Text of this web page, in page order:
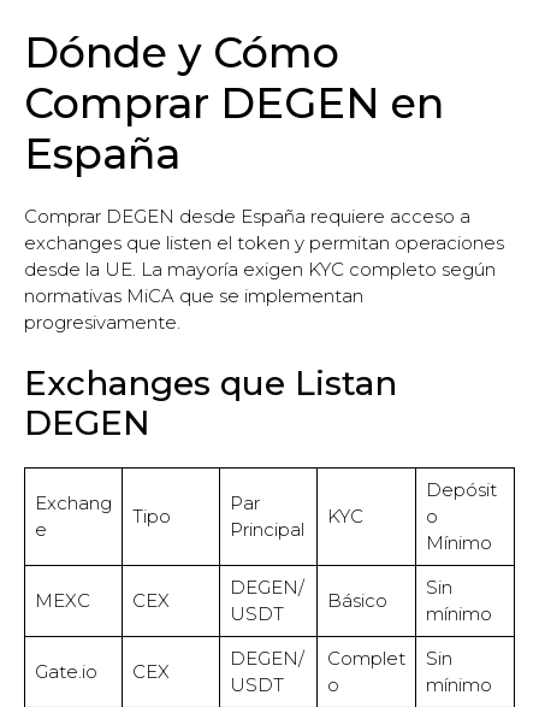
Dónde y Cómo
Comprar DEGEN en
España
Comprar DEGEN desde España requiere acceso a
exchanges que listen el token y permitan operaciones
desde la UE. La mayoría exigen KYC completo según
normativas MiCA que se implementan
progresivamente.
Exchanges que Listan
DEGEN
Exchang
e
Tipo
Par
Principal
KYC
Depósit
o
Mínimo
MEXC CEX
DEGEN/
USDT
Básico
Sin
mínimo
Gate.io CEX
DEGEN/
USDT
Complet
o
Sin
mínimo